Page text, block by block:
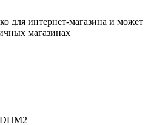
для интернет-магазина и может
магазинах